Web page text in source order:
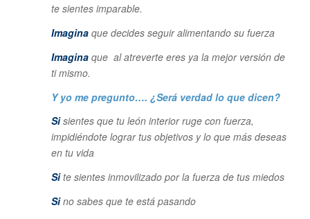
te sientes imparable.
Imaginaque decides seguir alimentando su fuerza
Imaginaque al atreverte eres ya la mejor versión de
ti mismo.
Y yo me pregunto…. ¿Será verdad lo que dicen?
Sisientes que tu león interior ruge con fuerza,
impidiéndote lograr tus objetivos y lo que más deseas
en tu vida
Site sientes inmovilizado por la fuerza de tus miedos
Sino sabes que te está pasando